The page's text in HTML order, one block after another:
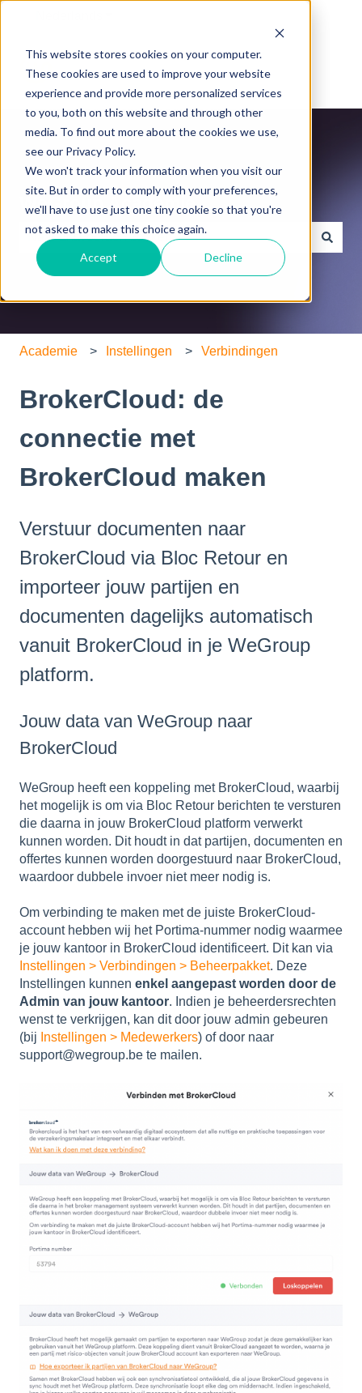
This website stores cookies on your computer.
These cookies are used to improve your website
experience and provide more personalized services
to you, both on this website and through other
media. To find out more about the cookies we use,
see our Privacy Policy.
We won't track your information when you visit our
site. But in order to comply with your preferences,
we'll have to use just one tiny cookie so that you're
not asked to make this choice again.
Accept Decline
WeGroup Academie
Er zijn geen suggesties want het zoekveld is leeg.
Academie Instellingen Verbindingen
BrokerCloud: de
connectie met
BrokerCloud maken
Verstuur documenten naar
BrokerCloud via Bloc Retour en
importeer jouw partijen en
documenten dagelijks automatisch
vanuit BrokerCloud in je WeGroup
platform.
Jouw data van WeGroup naar
BrokerCloud
WeGroup heeft een koppeling met BrokerCloud, waarbij
het mogelijk is om via Bloc Retour berichten te versturen
die daarna in jouw BrokerCloud platform verwerkt
kunnen worden. Dit houdt in dat partijen, documenten en
offertes kunnen worden doorgestuurd naar BrokerCloud,
waardoor dubbele invoer niet meer nodig is.
Om verbinding te maken met de juiste BrokerCloud-
account hebben wij het Portima-nummer nodig waarmee
je jouw kantoor in BrokerCloud identificeert. Dit kan via
Instellingen > Verbindingen > Beheerpakket. Deze
Instellingen kunnen enkel aangepast worden door de
Admin van jouw kantoor. Indien je beheerdersrechten
wenst te verkrijgen, kan dit door jouw admin gebeuren
(bij Instellingen > Medewerkers) of door naar
support@wegroup.be te mailen.